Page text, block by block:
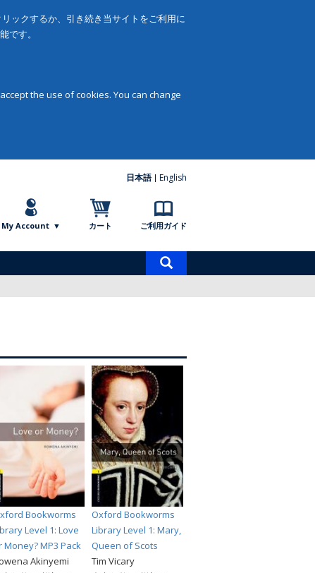
ックするか、引き続き当サイトをご利用に
です。
the use of cookies. You can change
日本語 English
My Account カート ご利用ガイド
Bookworms
Level 1: Love
Money? MP3 Pack
Akinyemi
Oxford Bookworms
Library Level 1: Mary,
Queen of Scots
Tim Vicary